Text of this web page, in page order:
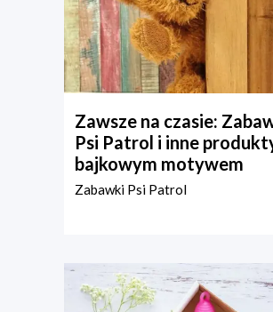
Zawsze na czasie:
Psi Patrol i inne
bajkowym motywem
Zabawki Psi Patrol